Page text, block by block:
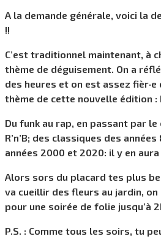
A la demande générale, voici la
!!
C’est traditionnel maintenant, à
thème de déguisement. On a
des heures et on est assez
thème de cette nouvelle édition :
Du funk au rap, en passant par
R’n’B; des classiques des
années 2000 et 2020: il y en
Alors sors du placard tes plus
va cueillir des fleurs au jardin, on
pour une soirée de folie jusqu’à
P.S. : Comme tous les soirs, tu